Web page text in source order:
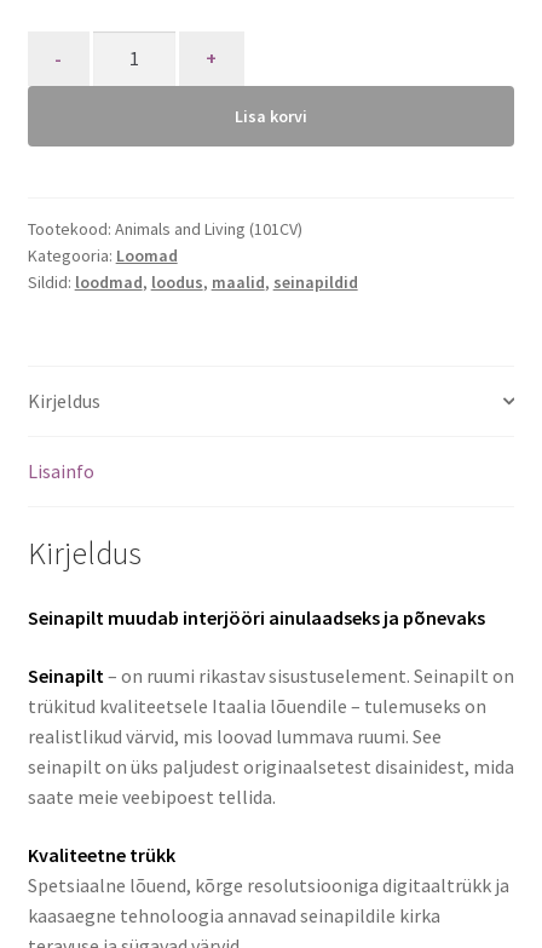
Lisa korvi
Tootekood: Animals and Living (101CV)
Kategooria: Loomad
Sildid: loodmad, loodus, maalid, seinapildid
Kirjeldus
Lisainfo
Kirjeldus
Seinapilt muudab interjööri ainulaadseks ja põnevaks
Seinapilt– on ruumi rikastav sisustuselement. Seinapilt on
trükitud kvaliteetsele Itaalia lõuendile – tulemuseks on
realistlikud värvid, mis loovad lummava ruumi. See
seinapilt on üks paljudest originaalsetest disainidest, mida
saate meie veebipoest tellida.
Kvaliteetne trükk
Spetsiaalne lõuend, kõrge resolutsiooniga digitaaltrükk ja
kaasaegne tehnoloogia annavad seinapildile kirka